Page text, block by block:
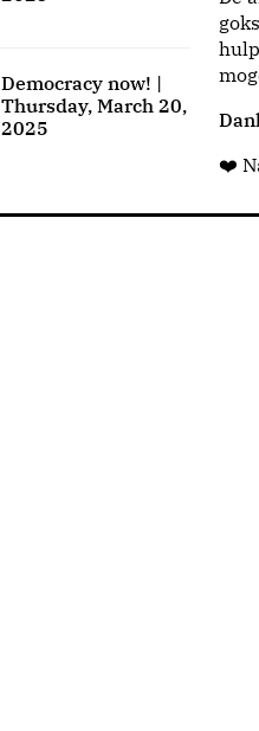
Democracy now! |
Thursday, March 20,
2025
❤️